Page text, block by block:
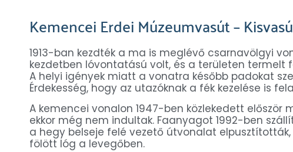
Kemencei Erdei Múzeumvasút –
1913-ban kezdték a ma is meglévő csarnavölgyi
kezdetben lóvontatású volt, és a területen
A helyi igények miatt a vonatra később padokat
Érdekesség, hogy az utazóknak a fék kezelése is
A kemencei vonalon 1947-ben közlekedett
ekkor még nem indultak. Faanyagot 1992-ben
a hegy belseje felé vezető útvonalat
fölött lóg a levegőben.